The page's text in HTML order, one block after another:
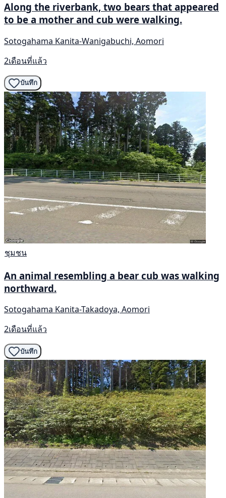
Along the riverbank, two bears that appeared
to be a mother and cub were walking.
Sotogahama Kanita-Wanigabuchi, Aomori
2เดือนที่แล้ว
บันทึก
ชุมชน
An animal resembling a bear cub was walking
northward.
Sotogahama Kanita-Takadoya, Aomori
2เดือนที่แล้ว
บันทึก